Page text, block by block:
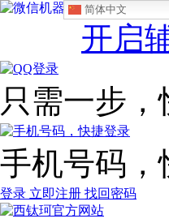
简体中文
设为首页 收藏
开启
只需一步
手机号码，
登录 立即注册 找回密码